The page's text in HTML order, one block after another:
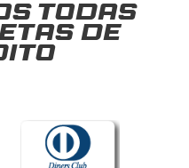
todas
de